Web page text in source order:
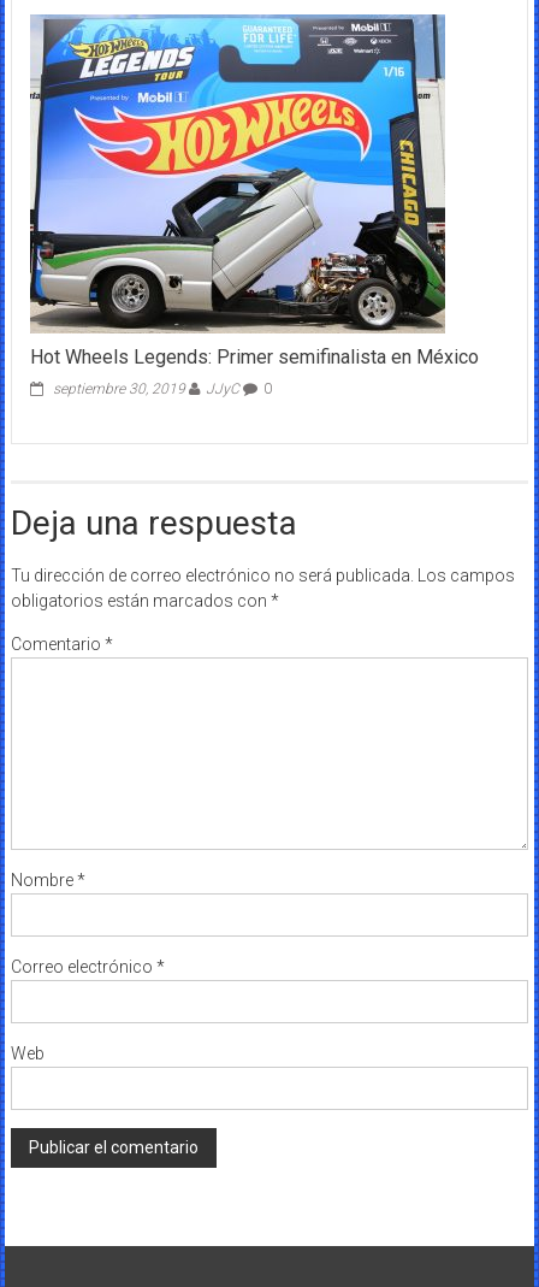
Hot Wheels Legends: Primer semifinalista en México
septiembre 30, 2019 JJyC 0
Deja una respuesta
Tu dirección de correo electrónico no será publicada. Los campos
obligatorios están marcados con *
Comentario *
Nombre*
Correo electrónico *
Web